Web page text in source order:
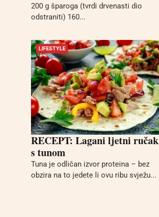
200 g šparoga (tvrdi drvenasti dio
odstraniti) 160...
LIFESTYLE
RECEPT: Lagani ljetni ručak
s tunom
Tuna je odličan izvor proteina – bez
obzira na to jedete li ovu ribu svježu...